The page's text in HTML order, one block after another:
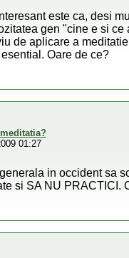
este ca, desi
gen "cine e si
de aplicare a
Oare de ce?
01:27
in occident sa
si SA NU PRACTICI.